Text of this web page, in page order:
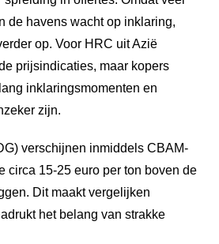
de havens wacht op inklaring,
op. Voor HRC uit Azië
prijsindicaties, maar kopers
inklaringsmomenten en
zijn.
verschijnen inmiddels CBAM-
circa 15-25 euro per ton boven de
Dit maakt vergelijken
het belang van strakke